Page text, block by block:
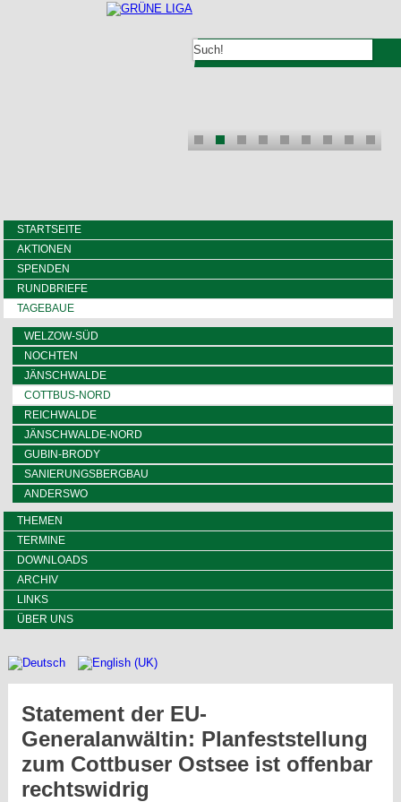
STARTSEITE
AKTIONEN
SPENDEN
RUNDBRIEFE
TAGEBAUE
WELZOW-SÜD
NOCHTEN
JÄNSCHWALDE
COTTBUS-NORD
REICHWALDE
JÄNSCHWALDE-NORD
GUBIN-BRODY
SANIERUNGSBERGBAU
ANDERSWO
THEMEN
TERMINE
DOWNLOADS
ARCHIV
LINKS
ÜBER UNS
Statement der EU-
Generalanwältin: Planfeststellung
zum Cottbuser Ostsee ist offenbar
rechtswidrig